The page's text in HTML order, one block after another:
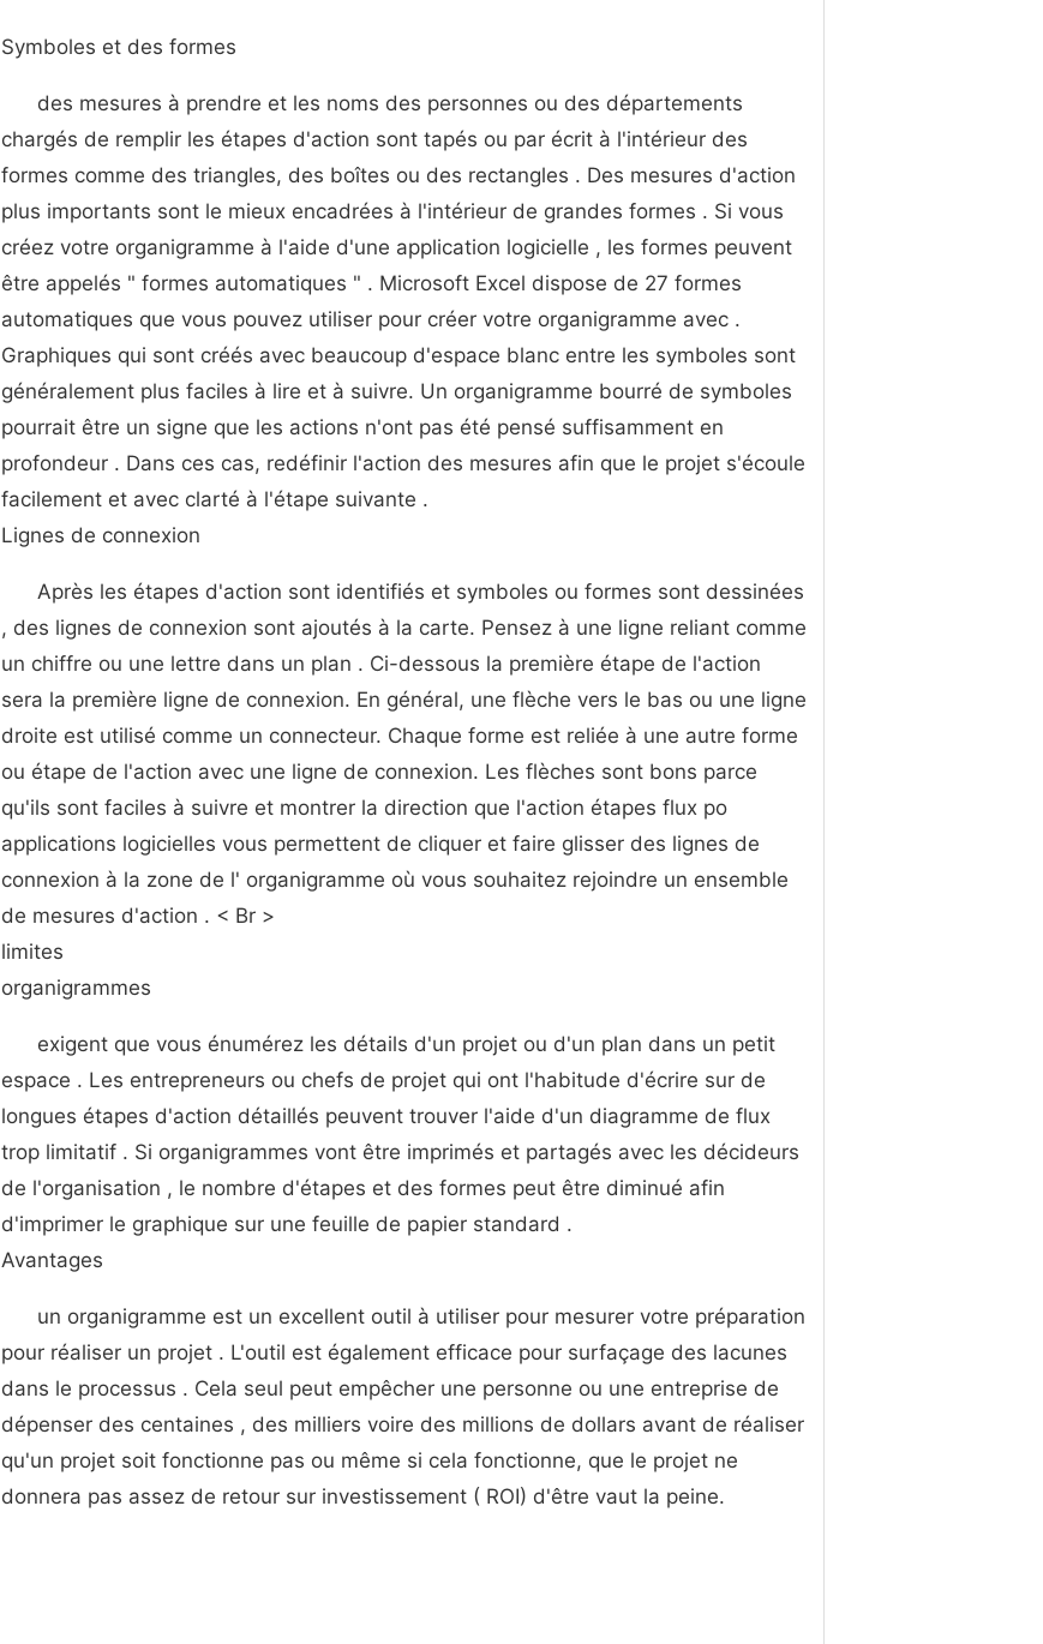
Symboles et des formes
des mesures à prendre et les noms des personnes ou des départements
chargés de remplir les étapes d'action sont tapés ou par écrit à l'intérieur des
formes comme des triangles, des boîtes ou des rectangles . Des mesures d'action
plus importants sont le mieux encadrées à l'intérieur de grandes formes . Si vous
créez votre organigramme à l'aide d'une application logicielle , les formes peuvent
être appelés " formes automatiques " . Microsoft Excel dispose de 27 formes
automatiques que vous pouvez utiliser pour créer votre organigramme avec .
Graphiques qui sont créés avec beaucoup d'espace blanc entre les symboles sont
généralement plus faciles à lire et à suivre. Un organigramme bourré de symboles
pourrait être un signe que les actions n'ont pas été pensé suffisamment en
profondeur . Dans ces cas, redéfinir l'action des mesures afin que le projet s'écoule
facilement et avec clarté à l'étape suivante .
Lignes de connexion
Après les étapes d'action sont identifiés et symboles ou formes sont dessinées
, des lignes de connexion sont ajoutés à la carte. Pensez à une ligne reliant comme
un chiffre ou une lettre dans un plan . Ci-dessous la première étape de l'action
sera la première ligne de connexion. En général, une flèche vers le bas ou une ligne
droite est utilisé comme un connecteur. Chaque forme est reliée à une autre forme
ou étape de l'action avec une ligne de connexion. Les flèches sont bons parce
qu'ils sont faciles à suivre et montrer la direction que l'action étapes flux po
applications logicielles vous permettent de cliquer et faire glisser des lignes de
connexion à la zone de l' organigramme où vous souhaitez rejoindre un ensemble
de mesures d'action . < Br >
limites
organigrammes
exigent que vous énumérez les détails d'un projet ou d'un plan dans un petit
espace . Les entrepreneurs ou chefs de projet qui ont l'habitude d'écrire sur de
longues étapes d'action détaillés peuvent trouver l'aide d'un diagramme de flux
trop limitatif . Si organigrammes vont être imprimés et partagés avec les décideurs
de l'organisation , le nombre d'étapes et des formes peut être diminué afin
d'imprimer le graphique sur une feuille de papier standard .
Avantages
un organigramme est un excellent outil à utiliser pour mesurer votre préparation
pour réaliser un projet . L'outil est également efficace pour surfaçage des lacunes
dans le processus . Cela seul peut empêcher une personne ou une entreprise de
dépenser des centaines , des milliers voire des millions de dollars avant de réaliser
qu'un projet soit fonctionne pas ou même si cela fonctionne, que le projet ne
donnera pas assez de retour sur investissement ( ROI) d'être vaut la peine.